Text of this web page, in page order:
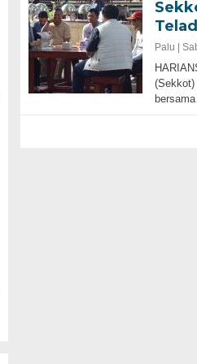
Palu |
(Sekkot)